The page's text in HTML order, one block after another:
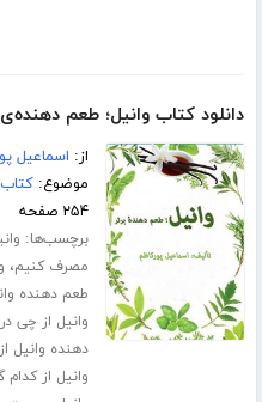
دانلود کتاب وانیل؛ طعم دهنده‌ی
از: اسماعیل
موضوع:
۲۵۴ صفحه
برچسب‌ها:
مصرف کنیم،
طعم دهنده
وانیل از چی
دهنده وانیل
وانیل از